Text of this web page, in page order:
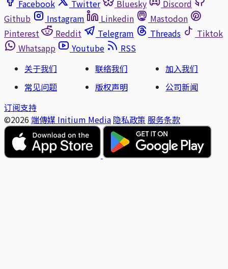
Facebook
Twitter Bluesky
Discord
Github
Instagram Linkedin
Mastodon
Pinterest
Reddit Telegram Threads
Tiktok
Whatsapp
Youtube
RSS
关于我们
联络我们
加入我们
常见问题
版权声明
公司新闻
订阅支持
©2026 端傳媒 Initium Media 隐私政策 服务条款